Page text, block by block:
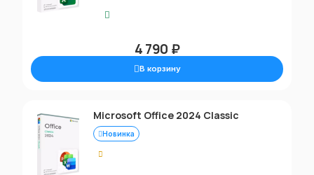
4 790 ₽
В корзину
Microsoft Office 2024 Classic
Новинка